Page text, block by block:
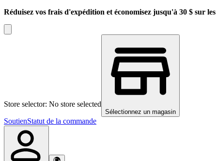
Réduisez vos frais d'expédition et économisez jusqu'à 30 $ sur
Store selector: No store selected
Sélectionnez un magasin
SoutienStatut de la commande